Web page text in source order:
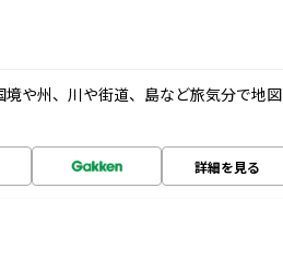
や州、川や街道、島など旅気分で地図
詳細を見る